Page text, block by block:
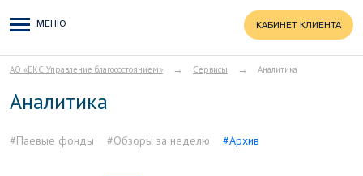
КАБИНЕТ КЛИЕНТА
МЕНЮ
АО «БКС Управление благосостоянием» → Сервисы → Аналитика
Аналитика
#Паевые фонды #Обзоры за неделю #Архив